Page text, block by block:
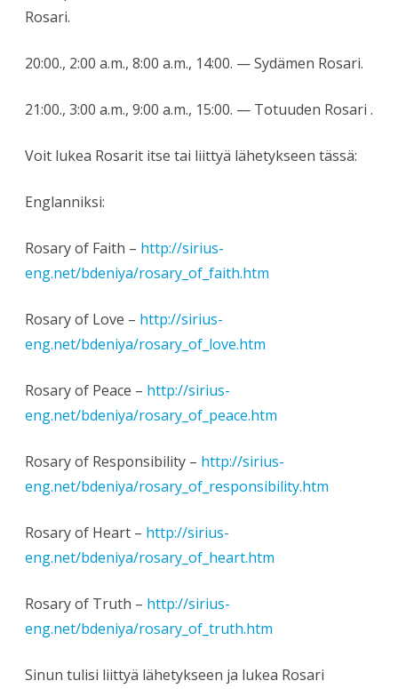
Rosari.
20:00., 2:00 a.m., 8:00 a.m., 14:00. — Sydämen Rosari.
21:00., 3:00 a.m., 9:00 a.m., 15:00. — Totuuden Rosari .
Voit lukea Rosarit itse tai liittyä lähetykseen tässä:
Englanniksi:
Rosary of Faith – http://sirius-
eng.net/bdeniya/rosary_of_faith.htm
Rosary of Love – http://sirius-
eng.net/bdeniya/rosary_of_love.htm
Rosary of Peace – http://sirius-
eng.net/bdeniya/rosary_of_peace.htm
Rosary of Responsibility – http://sirius-
eng.net/bdeniya/rosary_of_responsibility.htm
Rosary of Heart – http://sirius-
eng.net/bdeniya/rosary_of_heart.htm
Rosary of Truth – http://sirius-
eng.net/bdeniya/rosary_of_truth.htm
Sinun tulisi liittyä lähetykseen ja lukea Rosari